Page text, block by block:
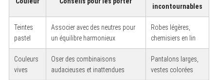
incontournables
Teintes
pastel
Associer avec des neutres pour
un équilibre harmonieux
Robes légères,
chemisiers en lin
Couleurs
vives
Oser des combinaisons
audacieuses et inattendues
Pantalons larges,
vestes colorées